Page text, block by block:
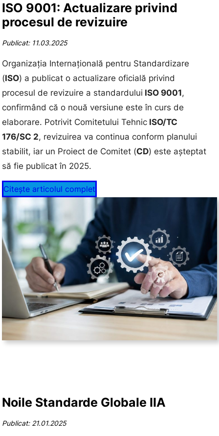
ISO 9001: Actualizare privind
procesul de revizuire
Publicat: 11.03.2025
Organizația Internațională pentru Standardizare
(ISO) a publicat o actualizare oficială privind
procesul de revizuire a standardului ISO 9001,
confirmând că o nouă versiune este în curs de
elaborare. Potrivit Comitetului Tehnic ISO/TC
176/SC 2, revizuirea va continua conform planului
stabilit, iar un Proiect de Comitet (CD) este așteptat
să fie publicat în 2025.
Citește articolul complet
Noile Standarde Globale IIA
Publicat: 21.01.2025